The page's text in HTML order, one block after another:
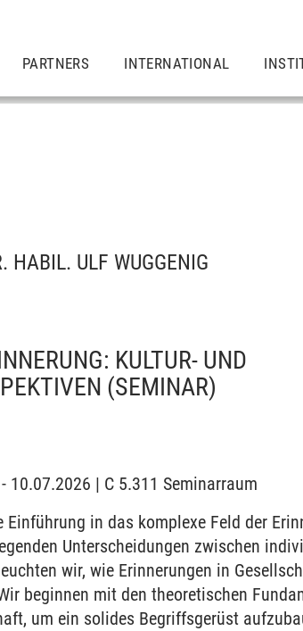
PARTNERS INTERNATIONAL
HABIL. ULF WUGGENIG
KULTUR- UND
(SEMINAR)
| C 5.311 Seminarraum
in das komplexe Feld der
Unterscheidungen zwischen
wir, wie Erinnerungen in
beginnen mit den theoretischen
um ein solides Begriffsgerüst